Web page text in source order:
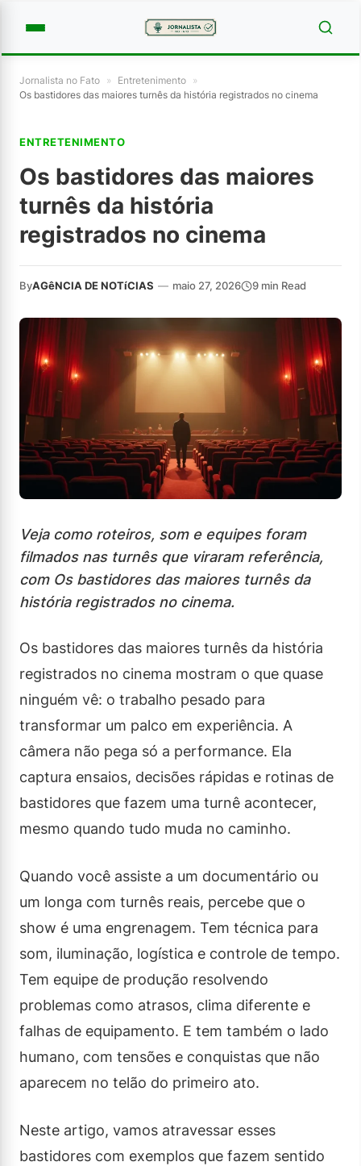
Jornalista no Fato » Entretenimento »
Os bastidores das maiores turnês da história registrados no cinema
ENTRETENIMENTO
Os bastidores das maiores
turnês da história
registrados no cinema
ByAGêNCIA DE NOTíCIAS — maio 27, 2026 9 min Read
Veja como roteiros, som e equipes foram
filmados nas turnês que viraram referência,
com Os bastidores das maiores turnês da
história registrados no cinema.
Os bastidores das maiores turnês da história
registrados no cinema mostram o que quase
ninguém vê: o trabalho pesado para
transformar um palco em experiência. A
câmera não pega só a performance. Ela
captura ensaios, decisões rápidas e rotinas de
bastidores que fazem uma turnê acontecer,
mesmo quando tudo muda no caminho.
Quando você assiste a um documentário ou
um longa com turnês reais, percebe que o
show é uma engrenagem. Tem técnica para
som, iluminação, logística e controle de tempo.
Tem equipe de produção resolvendo
problemas como atrasos, clima diferente e
falhas de equipamento. E tem também o lado
humano, com tensões e conquistas que não
aparecem no telão do primeiro ato.
Neste artigo, vamos atravessar esses
bastidores com exemplos que fazem sentido